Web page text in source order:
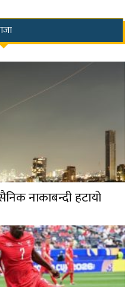
नाकाबन्दी हटायो